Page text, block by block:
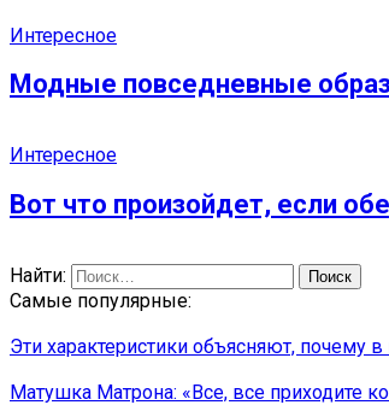
Интересное
Модные повседневные
Интересное
Вот что произойдет, если
Найти:
Самые популярные:
Эти характеристики объясняют, почему
Матушка Матрона: «Все, все приходите